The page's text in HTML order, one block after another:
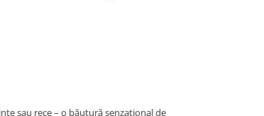
sau rece – o băutură senzațional de